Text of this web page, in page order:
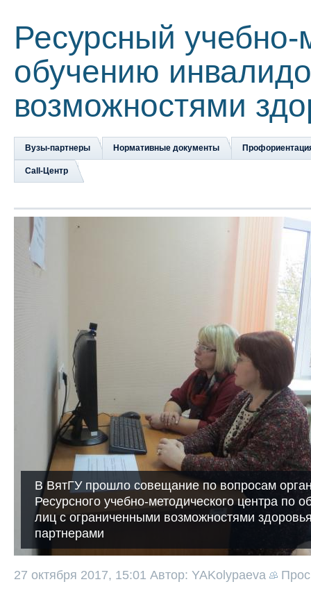
Ресурсный учебно-
обучению
возможностями
Вузы-партнеры Нормативные документы
Сall-Центр
В ВятГУ прошло совещание по вопросам
Ресурсного учебно-методического центра по
лиц с ограниченными возможностями
партнерами
27 октября 2017, 15:01 Автор: YAKolypaeva